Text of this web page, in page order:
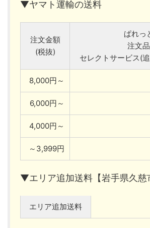
▼ヤマト運輸の送料
注文金額
(税抜)
ぱれっ
注文品
セレクトサービス(
8,000円～
6,000円～
4,000円～
～3,999円
▼エリア追加送料【岩手県久慈
エリア追加送料